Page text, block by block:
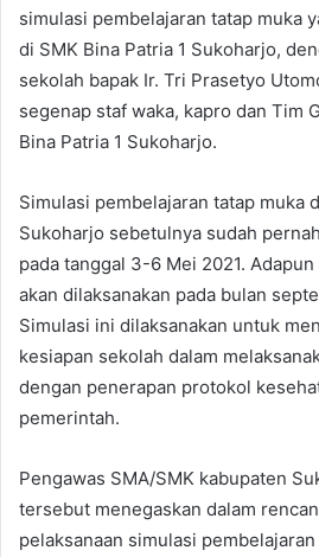
simulasi pembelajaran tatap muka
di SMK Bina Patria 1 Sukoharjo,
sekolah bapak Ir. Tri Prasetyo
segenap staf waka, kapro dan Tim
Bina Patria 1 Sukoharjo.
Simulasi pembelajaran tatap muka
Sukoharjo sebetulnya sudah
pada tanggal 3-6 Mei 2021.
akan dilaksanakan pada bulan
Simulasi ini dilaksanakan untuk
kesiapan sekolah dalam
dengan penerapan protokol
pemerintah.
Pengawas SMA/SMK kabupaten
tersebut menegaskan dalam
pelaksanaan simulasi